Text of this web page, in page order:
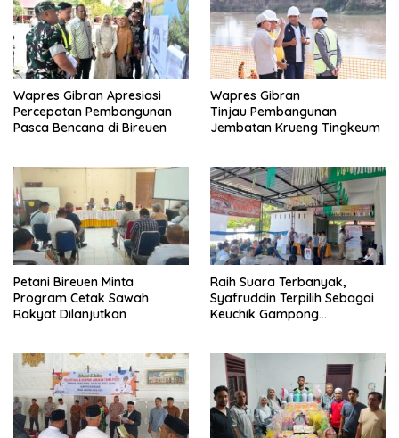
Wapres Gibran Apresiasi
Percepatan Pembangunan
Pasca Bencana di Bireuen
Wapres Gibran
Tinjau Pembangunan
Jembatan Krueng Tingkeum
Petani Bireuen Minta
Program Cetak Sawah
Rakyat Dilanjutkan
Raih Suara Terbanyak,
Syafruddin Terpilih Sebagai
Keuchik Gampong